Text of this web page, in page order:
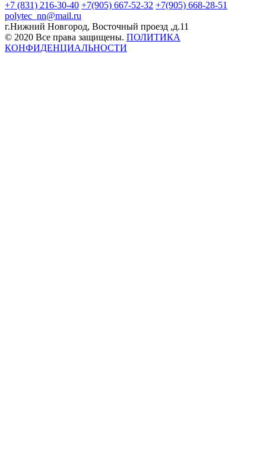
+7 (831) 216-30-40 +7(905) 667-52-32 +7(905) 668-28-51
polytec_nn@mail.ru
г.Нижний Новгород, Восточный проезд ,д.11
© 2020 Все права защищены. ПОЛИТИКА
КОНФИДЕНЦИАЛЬНОСТИ